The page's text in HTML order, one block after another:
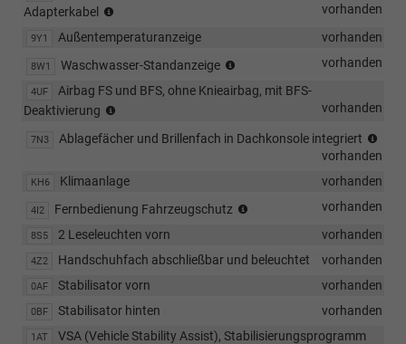
Adapterkabel
für
externe
vorhanden
9Y1 Außentemperaturanzeige vorhanden
8W1 Waschwasser-Standanzeige
Wischwasserfuellstand
vorhanden
4UF
Airbag FS und BFS, ohne Knieairbag, mit BFS-
Deaktivierung
Fahrer
Beifahrer
Beifahrer-
Airbag-
vorhanden
7N3 Ablagefächer und Brillenfach in Dachkonsole integriert
vorhanden
KH6 Klimaanlage vorhanden
4I2 Fernbedienung Fahrzeugschutz
Zentralverriegelung
Funkfernbedienung
vorhanden
8S5 2 Leseleuchten vorn vorhanden
4Z2 Handschuhfach abschließbar und beleuchtet vorhanden
0AF Stabilisator vorn vorhanden
0BF Stabilisator hinten vorhanden
1AT
VSA (Vehicle Stability Assist), Stabilisierungsprogramm